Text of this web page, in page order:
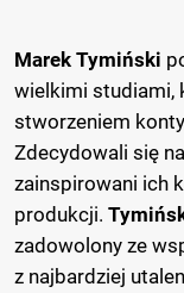
Marek Tymiński
wielkimi studiami,
stworzeniem
Zdecydowali się na
zainspirowani ich
produkcji.
zadowolony ze
z najbardziej